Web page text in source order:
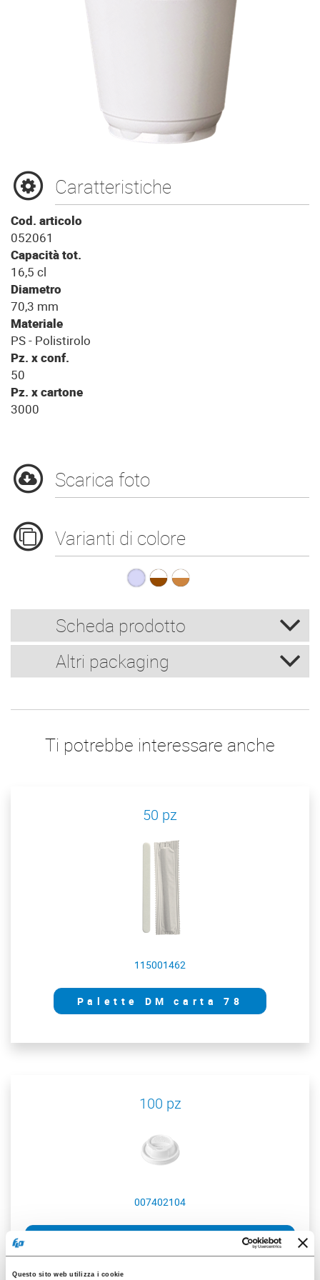
Questo sito web utilizza i cookie
Caratteristiche
Cod. articolo
052061
Capacità tot.
16,5 cl
Diametro
70,3 mm
Materiale
PS - Polistirolo
Pz. x conf.
50
Pz. x cartone
3000
Scarica foto
Varianti di colore
B.165 LEX
B.165 LEX
Scheda prodotto
Altri packaging
Ti potrebbe interessare anche
50 pz
115001462
Palette DM carta 78
100 pz
007402104
Cop.c/beccuccio PS per